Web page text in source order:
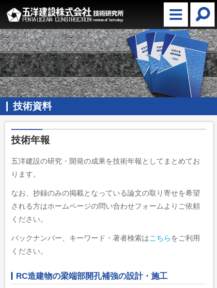
技術資料
技術年報
五洋建設の研究・開発の成果を技術年報としてまとめてお
ります。
なお、抄録のみの掲載となっている論文の取り寄せを希望
される方はホームページの問い合わせフォームよりご依頼
ください。
バックナンバー、キーワード・著者検索はこちら をご利用
ください。
RC造建物の梁端部開孔補強の設計・施工